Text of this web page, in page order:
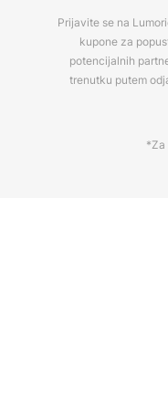
Prijavite se na
kupone za
potencijalnih
trenutku putem
*Za